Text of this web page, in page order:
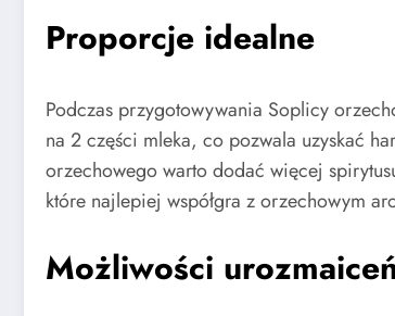
Proporcje idealne
Podczas przygotowywania Soplicy
na 2 części mleka, co pozwala uzyskać
orzechowego warto dodać więcej
które najlepiej współgra z orzechowym
Możliwości